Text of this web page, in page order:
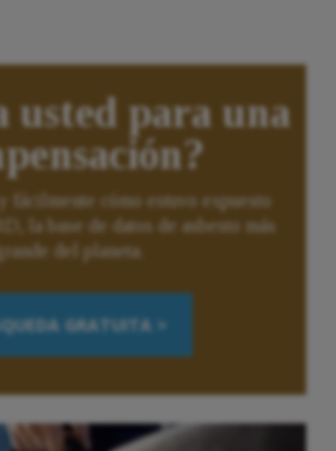
usted para una
fácilmente cómo estuvo expuesto
la base de datos de asbesto más
del planeta.
GRATUITA >